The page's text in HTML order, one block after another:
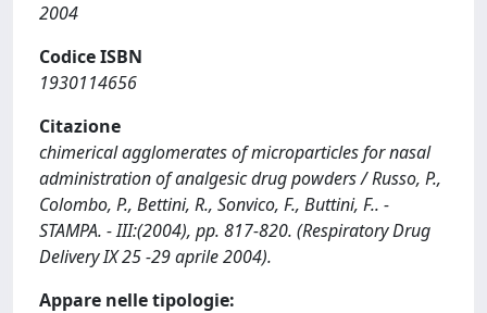
2004
Codice ISBN
1930114656
Citazione
chimerical agglomerates of microparticles for nasal
administration of analgesic drug powders / Russo, P.,
Colombo, P., Bettini, R., Sonvico, F., Buttini, F.. -
STAMPA. - III:(2004), pp. 817-820. (Respiratory Drug
Delivery IX 25 -29 aprile 2004).
Appare nelle tipologie: